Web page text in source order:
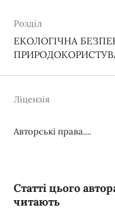
Розділ
ЕКОЛОГІЧНА
Ліцензія
Авторські права....
Статті цього
читають